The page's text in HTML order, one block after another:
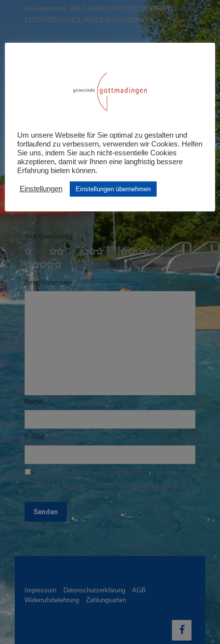
Elternteil)
incl.
Menge
Artikelnummer: 324-1-FAMILIEN-EINZELEINTRITT-(1-
ELTERNTEIL)-INCL.-KINDER/JUGENDLICHE
Share
on
LinkedIn
on
on
Schreiben Sie die erste Rezension für
„Familien-Einzeleintritt (1 Elternteil)
incl. Kinder/Jugendliche“
Ihre E-Mail-Adresse wird nicht veröffentlicht.
Ihre Bewertung *
Ihre Rezension *
Name *
E-Mail *
Name, E-Mail-Adresse und Website in diesem
Browser für meinen nächsten Kommentar speichern.
Impressum Datenschutzerklärung
AGB
Widerrufsbelehrung
Zahlungsarten
Um unsere Webseite für Sie optimal zu gestalten und
fortlaufend zu verbessern, verwenden wir Cookies. Helfen
Sie uns, indem Sie auch nicht-essentielle Cookies
akzeptieren, damit wir Ihnen eine langfristig bessere
Erfahrung bieten können.
Einstellungen Einstellungen übernehmen